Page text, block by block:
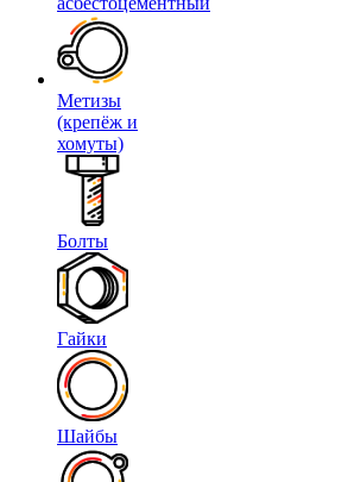
Метизы
(крепёж и
хомуты)
Болты
Гайки
Шайбы